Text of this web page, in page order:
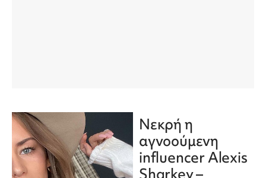
Νεκρή η
αγνοούμενη
influencer Alexis
Sharkey –